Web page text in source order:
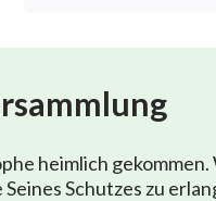
heimlich gekommen.
Schutzes zu